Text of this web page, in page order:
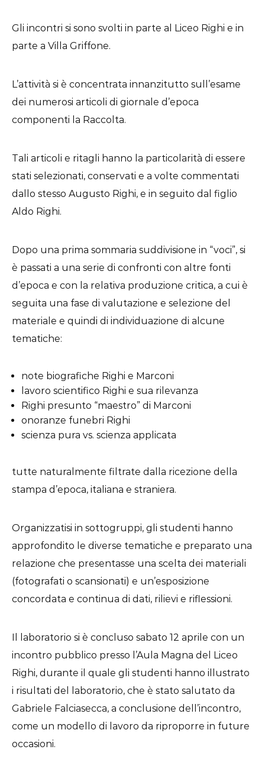
Gli incontri si sono svolti in parte al Liceo Righi e in
parte a Villa Griffone.
L’attività si è concentrata innanzitutto sull’esame
dei numerosi articoli di giornale d’epoca
componenti la Raccolta.
Tali articoli e ritagli hanno la particolarità di essere
stati selezionati, conservati e a volte commentati
dallo stesso Augusto Righi, e in seguito dal figlio
Aldo Righi.
Dopo una prima sommaria suddivisione in “voci”, si
è passati a una serie di confronti con altre fonti
d’epoca e con la relativa produzione critica, a cui è
seguita una fase di valutazione e selezione del
materiale e quindi di individuazione di alcune
tematiche:
note biografiche Righi e Marconi
lavoro scientifico Righi e sua rilevanza
Righi presunto “maestro” di Marconi
onoranze funebri Righi
scienza pura vs. scienza applicata
tutte naturalmente filtrate dalla ricezione della
stampa d’epoca, italiana e straniera.
Organizzatisi in sottogruppi, gli studenti hanno
approfondito le diverse tematiche e preparato una
relazione che presentasse una scelta dei materiali
(fotografati o scansionati) e un’esposizione
concordata e continua di dati, rilievi e riflessioni.
Il laboratorio si è concluso sabato 12 aprile con un
incontro pubblico presso l’Aula Magna del Liceo
Righi, durante il quale gli studenti hanno illustrato
i risultati del laboratorio, che è stato salutato da
Gabriele Falciasecca, a conclusione dell’incontro,
come un modello di lavoro da riproporre in future
occasioni.